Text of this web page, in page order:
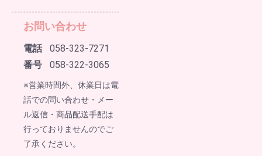
お問い合わせ
電話
番号
058-323-7271
058-322-3065
※営業時間外、休業日は電
話での問い合わせ・メー
ル返信・商品配送手配は
行っておりませんのでご
了承ください。